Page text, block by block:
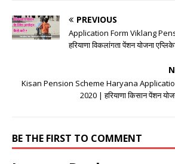
PREVIOUS
Application Form Viklang
हरियाणा विकलांगता पेंशन योजना
Kisan Pension Scheme Haryana
2020 | हरियाणा किसान पेंशन
BE THE FIRST TO COMMENT